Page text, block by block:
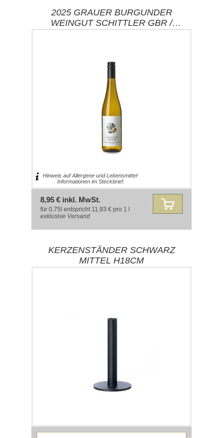
2025 GRAUER BURGUNDER
WEINGUT SCHITTLER GBR /
ZORNHEIM-RHEINHESSEN
Hinweis auf Allergene und Lebensmittel-
Informationen im Steckbrief.
8,95 € inkl. MwSt.
für 0,75l entspricht 11,93 € pro 1 l
exklusive Versand
KERZENSTÄNDER SCHWARZ
MITTEL H18CM